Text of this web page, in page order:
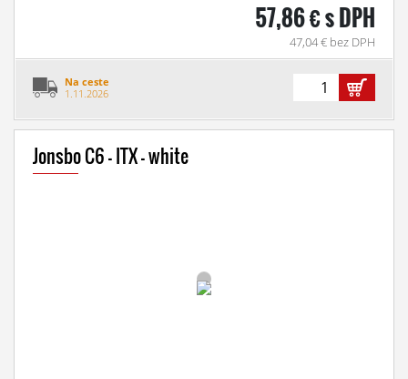
57,86 € s DPH
47,04 € bez DPH
Na ceste
1.11.2026
Jonsbo C6 - ITX - white